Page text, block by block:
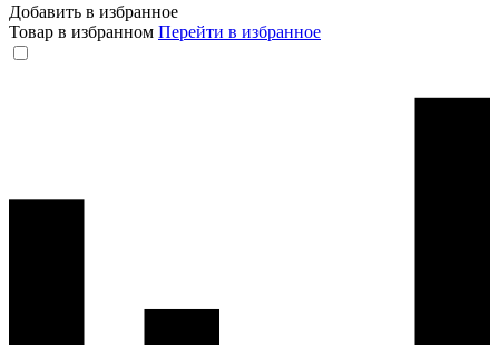
Добавить в избранное
Товар в избранном Перейти в избранное